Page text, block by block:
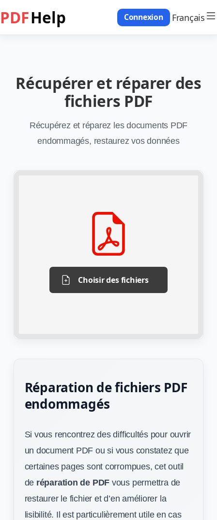
PDFHelp Connexion Français
Récupérer et réparer des
fichiers PDF
Récupérez et réparez les documents PDF
endommagés, restaurez vos données
Choisir des fichiers
Réparation de fichiers PDF
endommagés
Si vous rencontrez des difficultés pour ouvrir
un document PDF ou si vous constatez que
certaines pages sont corrompues, cet outil
de réparation de PDF vous permettra de
restaurer le fichier et d’en améliorer la
lisibilité. Il est particulièrement utile en cas